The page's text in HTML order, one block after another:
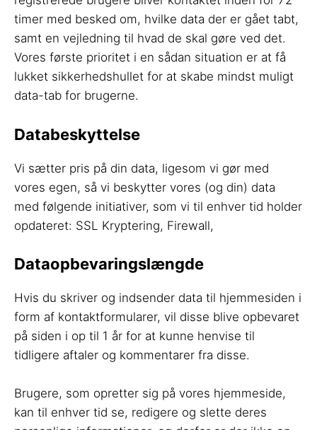
timer med besked om, hvilke data der er gået tabt,
samt en vejledning til hvad de skal gøre ved det.
Vores første prioritet i en sådan situation er at få
lukket sikkerhedshullet for at skabe mindst muligt
data-tab for brugerne.
Databeskyttelse
Vi sætter pris på din data, ligesom vi gør med
vores egen, så vi beskytter vores (og din) data
med følgende initiativer, som vi til enhver tid holder
opdateret: SSL Kryptering, Firewall,
Dataopbevaringslængde
Hvis du skriver og indsender data til hjemmesiden i
form af kontaktformularer, vil disse blive opbevaret
på siden i op til 1 år for at kunne henvise til
tidligere aftaler og kommentarer fra disse.
Brugere, som opretter sig på vores hjemmeside,
kan til enhver tid se, redigere og slette deres